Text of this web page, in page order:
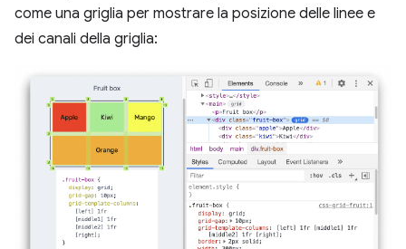
come una griglia per mostrare la posizione delle linee e
dei canali della griglia: